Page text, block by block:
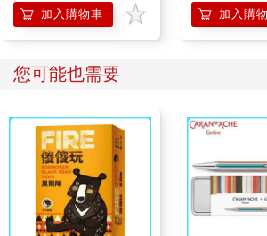
加入購物車 加入購
您可能也需要